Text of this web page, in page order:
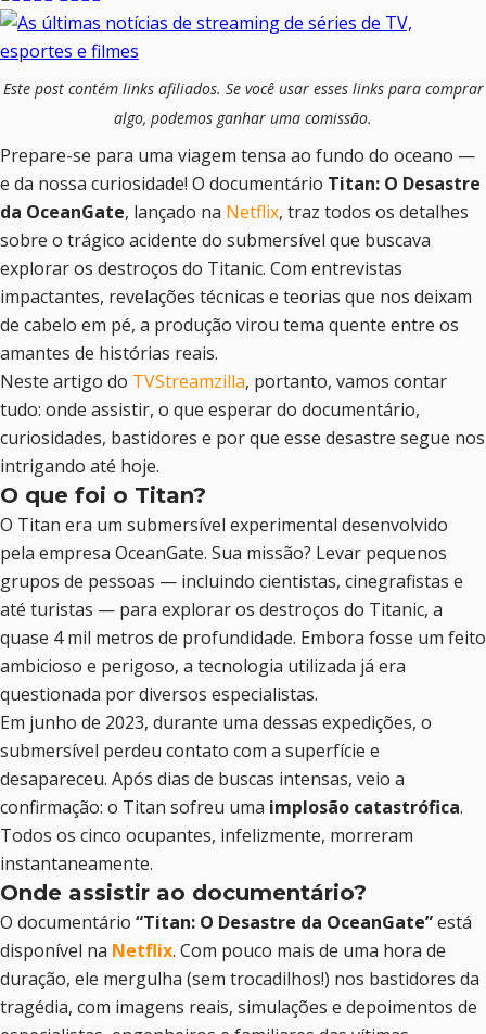
Este post contém links afiliados. Se você usar esses links para comprar
algo, podemos ganhar uma comissão.
Prepare-se para uma viagem tensa ao fundo do oceano —
e da nossa curiosidade! O documentário Titan: O Desastre
da OceanGate, lançado na Netflix, traz todos os detalhes
sobre o trágico acidente do submersível que buscava
explorar os destroços do Titanic. Com entrevistas
impactantes, revelações técnicas e teorias que nos deixam
de cabelo em pé, a produção virou tema quente entre os
amantes de histórias reais.
Neste artigo do TVStreamzilla, portanto, vamos contar
tudo: onde assistir, o que esperar do documentário,
curiosidades, bastidores e por que esse desastre segue nos
intrigando até hoje.
O que foi o Titan?
O Titan era um submersível experimental desenvolvido
pela empresa OceanGate. Sua missão? Levar pequenos
grupos de pessoas — incluindo cientistas, cinegrafistas e
até turistas — para explorar os destroços do Titanic, a
quase 4 mil metros de profundidade. Embora fosse um feito
ambicioso e perigoso, a tecnologia utilizada já era
questionada por diversos especialistas.
Em junho de 2023, durante uma dessas expedições, o
submersível perdeu contato com a superfície e
desapareceu. Após dias de buscas intensas, veio a
confirmação: o Titan sofreu uma implosão catastrófica.
Todos os cinco ocupantes, infelizmente, morreram
instantaneamente.
Onde assistir ao documentário?
O documentário “Titan: O Desastre da OceanGate”está
disponível na Netflix. Com pouco mais de uma hora de
duração, ele mergulha (sem trocadilhos!) nos bastidores da
tragédia, com imagens reais, simulações e depoimentos de